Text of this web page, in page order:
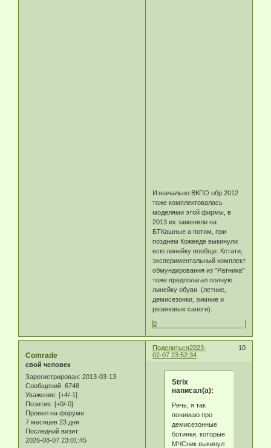
Изначально ВКПО обр.2012
тоже комплектовалась
моделями этой фирмы, в
2013 их заменили на
БТКашные а потом, при
позднем Кожееде выкинули
всю линейку вообще. Кстати,
экспериментальный комплект
обмундирования из "Ратника"
тоже предполагал полную
линейку обуви (летние,
демисезонки, зимние и
резиновые сапоги).
0
Поделиться 10
2023-
02-07 23:52:34
Comrade
свой человек
Зарегистрирован: 2013-03-13
Сообщений: 6748
Уважение: [+4/-1]
Позитив: [+0/-0]
Провел на форуме:
7 месяцев 23 дня
Последний визит:
2026-08-07 23:01:45
Strix
написал(а):
Речь, я так
понимаю про
демисезонные
ботинки, которые
МЧСник выкинул